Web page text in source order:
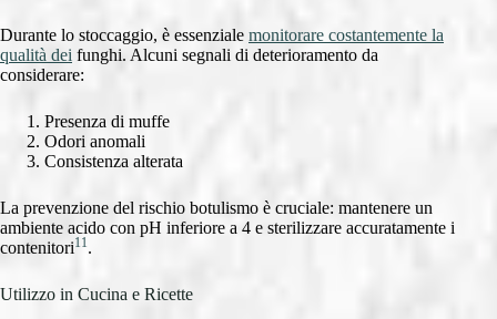
Durante lo stoccaggio, è essenziale monitorare costantemente la
qualità dei funghi. Alcuni segnali di deterioramento da
considerare:
Presenza di muffe
Odori anomali
Consistenza alterata
La prevenzione del rischio botulismo è cruciale: mantenere un
ambiente acido con pH inferiore a 4 e sterilizzare accuratamente i
contenitori11.
Utilizzo in Cucina e Ricette